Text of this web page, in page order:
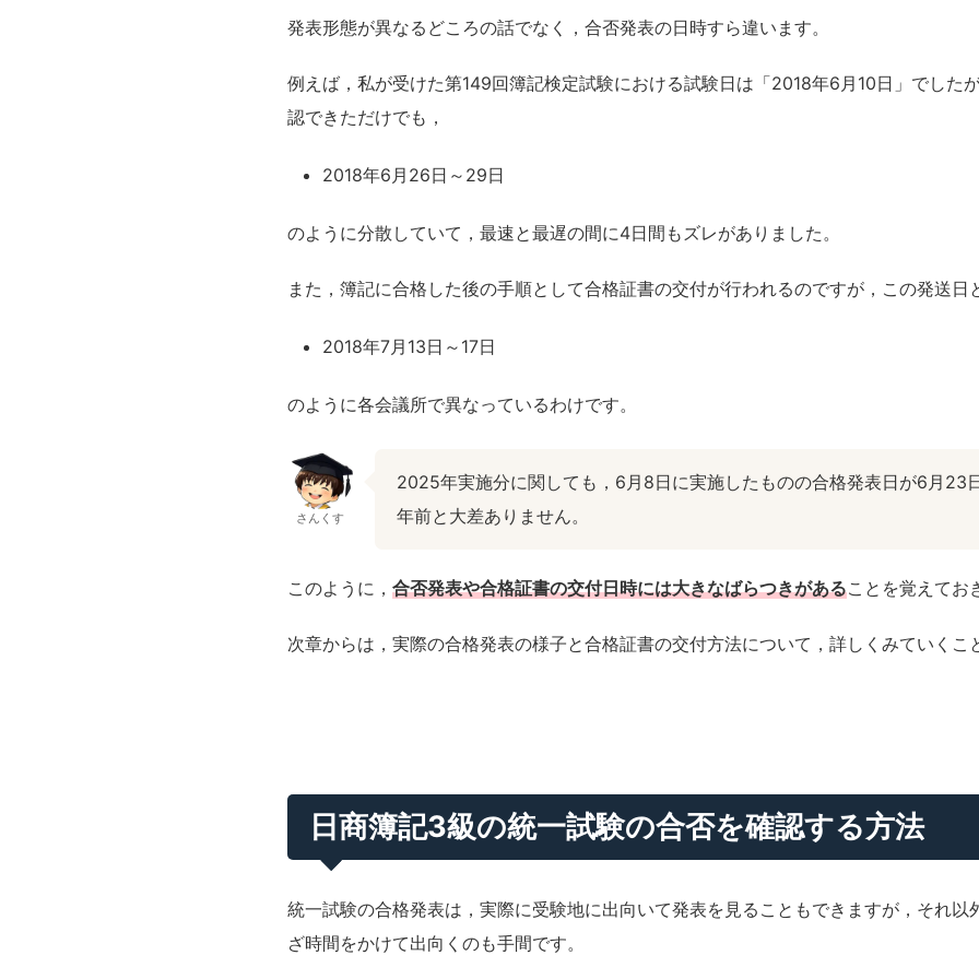
発表形態が異なるどころの話でなく，合否発表の日時すら違います。
例えば，私が受けた第149回簿記検定試験における試験日は「2018年6月10日」でした
認できただけでも，
2018年6月26日～29日
のように分散していて，最速と最遅の間に4日間もズレがありました。
また，簿記に合格した後の手順として合格証書の交付が行われるのですが，この発送日
2018年7月13日～17日
のように各会議所で異なっているわけです。
さんくす
2025年実施分に関しても，6月8日に実施したものの合格発表日が6月23
年前と大差ありません。
このように， 合否発表や合格証書の交付日時には大きなばらつきがあることを覚えてお
次章からは，実際の合格発表の様子と合格証書の交付方法について，詳しくみていくこ
日商簿記3級の統一試験の合否を確認する方法
統一試験の合格発表は，実際に受験地に出向いて発表を見ることもできますが，それ以
ざ時間をかけて出向くのも手間です。